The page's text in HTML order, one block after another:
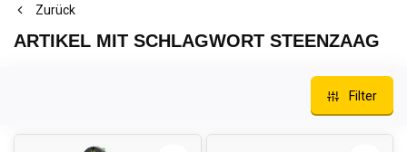
Zurück
ARTIKEL MIT SCHLAGWORT STEENZAAG
Filter